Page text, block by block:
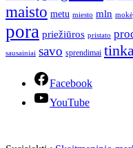
maisto metu miesto mln
pora priežiūros pristato
sausainiai savo sprendimai
Facebook
YouTube